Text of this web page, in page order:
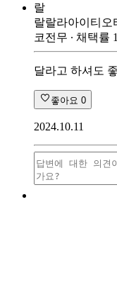
랄
랄랄라아이티 오
코전무 ∙ 채택률
달라고 하셔도
좋아요 0
2024.10.11